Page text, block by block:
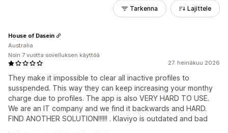
Tarkenna Lajittele
27. heinäkuu 2026
They make it impossible to clear all inactive profiles to
susspended. This way they can keep increasing your monthy
charge due to profiles. The app is also VERY HARD TO USE.
We are an IT company and we find it backwards and HARD.
FIND ANOTHER SOLUTION!!!!!! . Klaviyo is outdated and bad
House of Dasein
Australia
Noin 7 vuotta sovelluksen käyttöä